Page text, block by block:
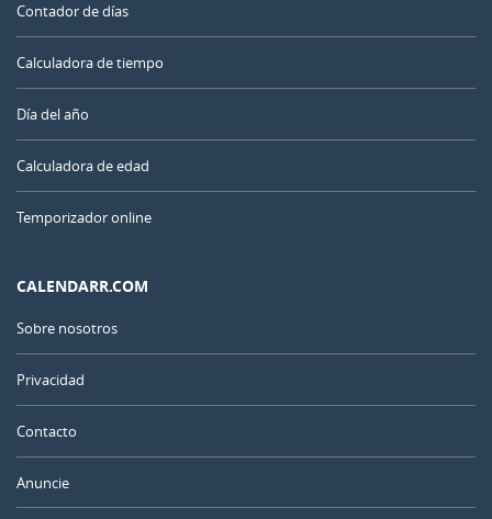
Contador de días
Calculadora de tiempo
Día del año
Calculadora de edad
Temporizador online
CALENDARR.COM
Sobre nosotros
Privacidad
Contacto
Anuncie